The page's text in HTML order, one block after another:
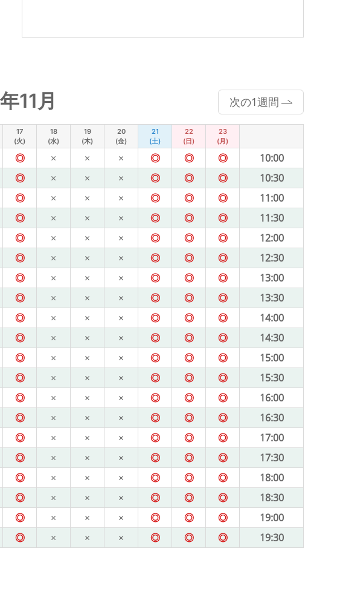
11月 次の1週間
17
(火)
18
(水)
19
(木)
20
(金)
21
(土)
22
(日)
23
(月)
◎ × × × ◎ ◎ ◎
10:00
◎ × × × ◎ ◎ ◎
10:30
◎ × × × ◎ ◎ ◎
11:00
◎ × × × ◎ ◎ ◎
11:30
◎ × × × ◎ ◎ ◎
12:00
◎ × × × ◎ ◎ ◎
12:30
◎ × × × ◎ ◎ ◎
13:00
◎ × × × ◎ ◎ ◎
13:30
◎ × × × ◎ ◎ ◎
14:00
◎ × × × ◎ ◎ ◎
14:30
◎ × × × ◎ ◎ ◎
15:00
◎ × × × ◎ ◎ ◎
15:30
◎ × × × ◎ ◎ ◎
16:00
◎ × × × ◎ ◎ ◎
16:30
◎ × × × ◎ ◎ ◎
17:00
◎ × × × ◎ ◎ ◎
17:30
◎ × × × ◎ ◎ ◎
18:00
◎ × × × ◎ ◎ ◎
18:30
◎ × × × ◎ ◎ ◎
19:00
◎ × × × ◎ ◎ ◎
19:30